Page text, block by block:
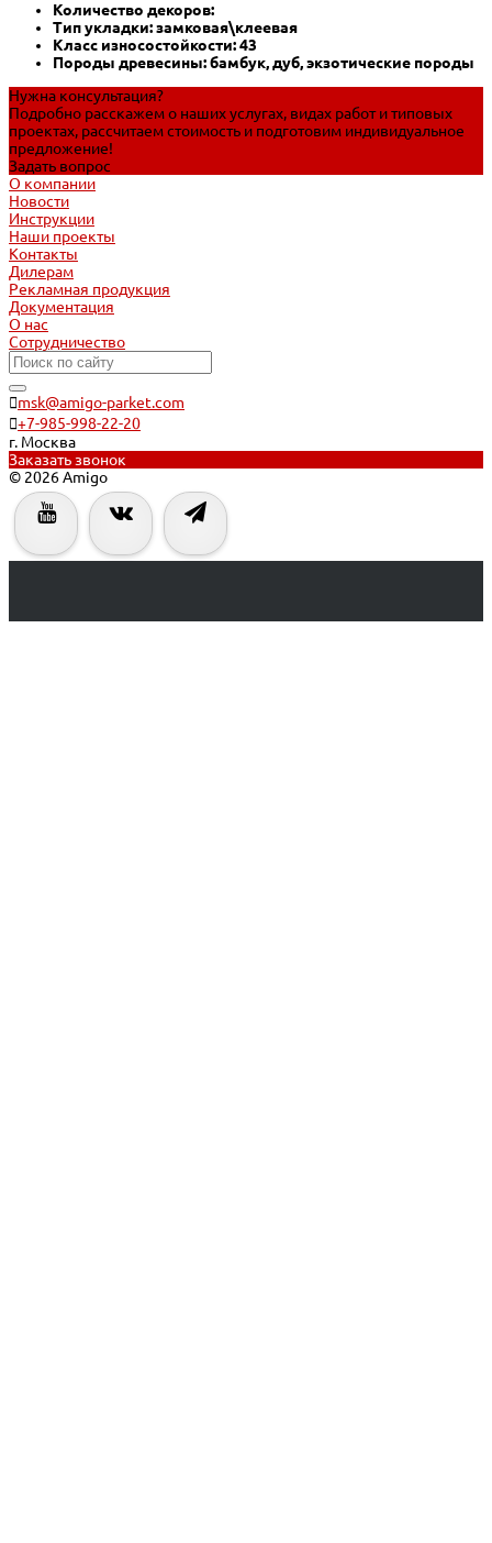
Количество декоров:
Тип укладки: замковая\клеевая
Класс износостойкости: 43
Породы древесины: бамбук, дуб, экзотические породы
Нужна консультация?
Подробно расскажем о наших услугах, видах работ и типовых
проектах, рассчитаем стоимость и подготовим индивидуальное
предложение!
Задать вопрос
О компании
Новости
Инструкции
Наши проекты
Контакты
Дилерам
Рекламная продукция
Документация
О нас
Сотрудничество
msk@amigo-parket.com
+7-985-998-22-20
г. Москва
Заказать звонок
© 2026 Amigo